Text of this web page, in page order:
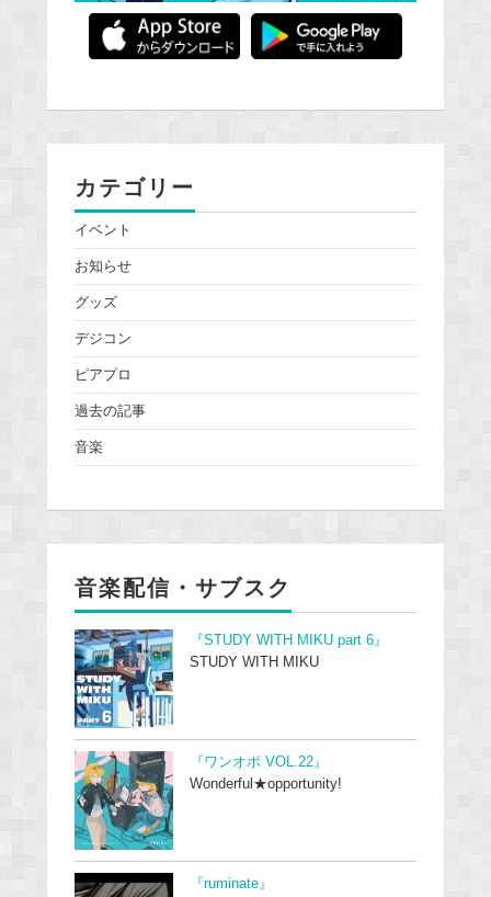
カテゴリー
イベント
お知らせ
グッズ
デジコン
ピアプロ
過去の記事
音楽
音楽配信・サブスク
『STUDY WITH MIKU part 6』
STUDY WITH MIKU
『ワンオポ VOL.22』
Wonderful★opportunity!
『ruminate』